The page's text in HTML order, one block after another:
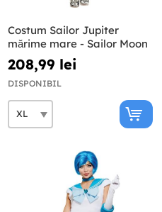
Costum Sailor Jupiter
mărime mare - Sailor Moon
208,99 lei
DISPONIBIL